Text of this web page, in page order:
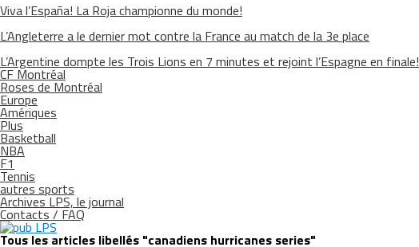
Viva l’España! La Roja championne du monde!
L’Angleterre a le dernier mot contre la France au match de la 3e place
L’Argentine dompte les Trois Lions en 7 minutes et rejoint l’Espagne en finale!
CF Montréal
Roses de Montréal
Europe
Amériques
Plus
Basketball
NBA
F1
Tennis
autres sports
Archives LPS, le journal
Contacts / FAQ
Tous les articles libellés "canadiens hurricanes series"